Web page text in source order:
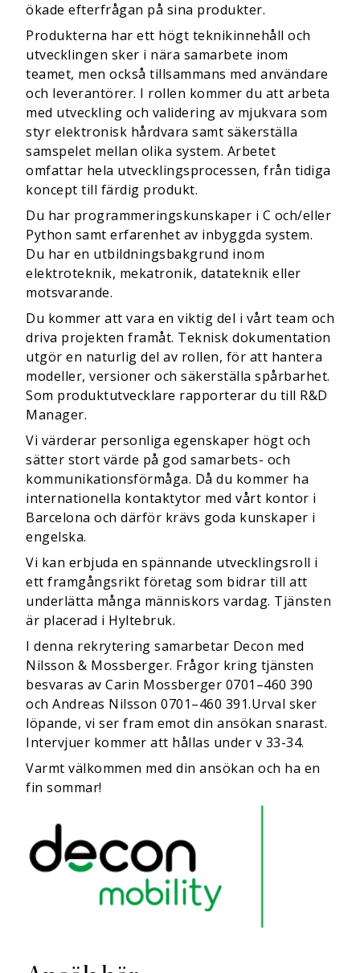
ökade efterfrågan på sina produkter.
Produkterna har ett högt teknikinnehåll och
utvecklingen sker i nära samarbete inom
teamet, men också tillsammans med användare
och leverantörer. I rollen kommer du att arbeta
med utveckling och validering av mjukvara som
styr elektronisk hårdvara samt säkerställa
samspelet mellan olika system. Arbetet
omfattar hela utvecklingsprocessen, från tidiga
koncept till färdig produkt.
Du har programmeringskunskaper i C och/eller
Python samt erfarenhet av inbyggda system.
Du har en utbildningsbakgrund inom
elektroteknik, mekatronik, datateknik eller
motsvarande.
Du kommer att vara en viktig del i vårt team och
driva projekten framåt. Teknisk dokumentation
utgör en naturlig del av rollen, för att hantera
modeller, versioner och säkerställa spårbarhet.
Som produktutvecklare rapporterar du till R&D
Manager.
Vi värderar personliga egenskaper högt och
sätter stort värde på god samarbets- och
kommunikationsförmåga. Då du kommer ha
internationella kontaktytor med vårt kontor i
Barcelona och därför krävs goda kunskaper i
engelska.
Vi kan erbjuda en spännande utvecklingsroll i
ett framgångsrikt företag som bidrar till att
underlätta många människors vardag. Tjänsten
är placerad i Hyltebruk.
I denna rekrytering samarbetar Decon med
Nilsson & Mossberger. Frågor kring tjänsten
besvaras av Carin Mossberger 0701–460 390
och Andreas Nilsson 0701–460 391.Urval sker
löpande, vi ser fram emot din ansökan snarast.
Intervjuer kommer att hållas under v 33-34.
Varmt välkommen med din ansökan och ha en
fin sommar!